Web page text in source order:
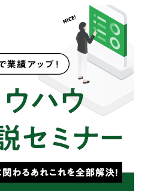
業の方向けサービス
ロードの一覧へ
買取業者向けサービス
ロードの一覧へ
業の方向けサービス
せフォームへ
買取業者向けサービス
せフォームへ